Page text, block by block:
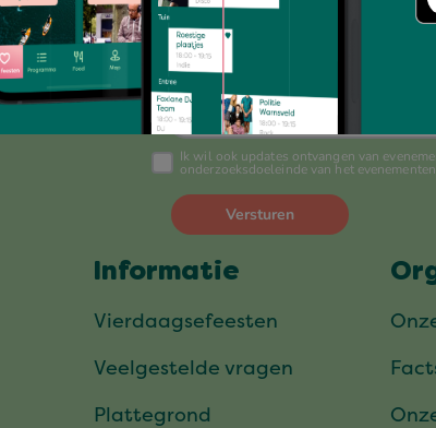
Informatie
Vierdaagsefeesten
Veelgestelde vragen
Plattegrond